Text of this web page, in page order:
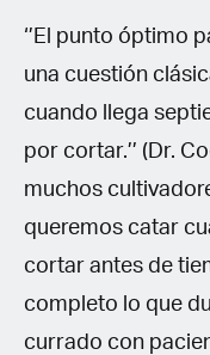
‘’El punto óptimo
una cuestión
cuando llega
por cortar.’’ (Dr.
muchos
queremos catar
cortar antes de
completo lo que
currado con